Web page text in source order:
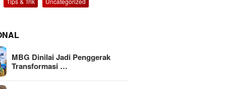
MBG Dinilai Jadi Penggerak
Transformasi …